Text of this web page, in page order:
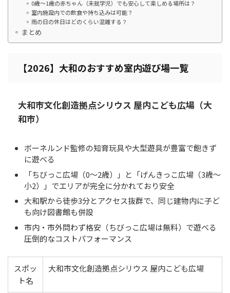
0歳〜1歳の赤ちゃん（未就学児）でも安心して楽しめる場所は？
室内施設内での飲食や持ち込みは可能？
雨の日の休日はどのくらい混雑する？
まとめ
【2026】大和のおすすめ室内遊び場一覧
大和市文化創造拠点シリウス 屋内こども広場（大
和市）
ボーネルンド監修の知育玩具や大型遊具が豊富で飽きず
に遊べる
「ちびっこ広場（0〜2歳）」と「げんきっこ広場（3歳〜
小2）」でエリアが完全に分かれており安全
大和駅から徒歩3分とアクセス抜群で、同じ建物内に子ど
も向け図書館も併設
市内・市外問わず格安（ちびっこ広場は無料）で遊べる
圧倒的なコストパフォーマンス
スポッ
ト名
大和市文化創造拠点シリウス 屋内こども広場